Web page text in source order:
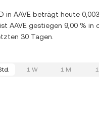
in AAVE beträgt heute
AAVE gestiegen 9,00 % in
30 Tagen.
1 W 1 M